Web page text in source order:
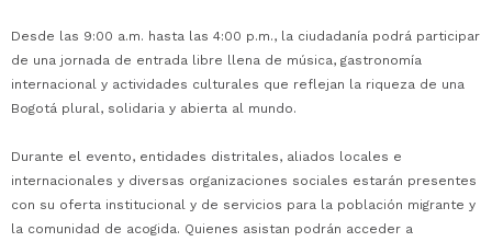
Desde las 9:00 a.m. hasta las 4:00 p.m., la ciudadanía podrá participar
de una jornada de entrada libre llena de música, gastronomía
internacional y actividades culturales que reflejan la riqueza de una
Bogotá plural, solidaria y abierta al mundo.
Durante el evento, entidades distritales, aliados locales e
internacionales y diversas organizaciones sociales estarán presentes
con su oferta institucional y de servicios para la población migrante y
la comunidad de acogida. Quienes asistan podrán acceder a